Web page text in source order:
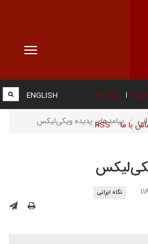
Toggle
پیوند ها
با ما RSS
ENGLISH
پیامدهای پدیده ویکی‌لیکس
نگاه ایرانی